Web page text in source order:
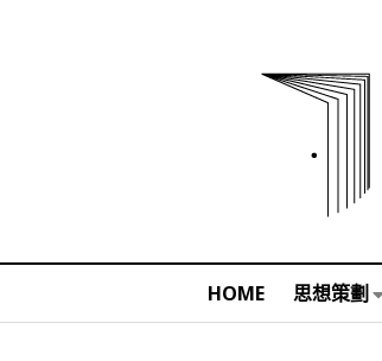
HOME 思想策劃